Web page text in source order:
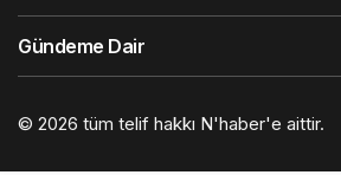
Gündeme Dair
© 2026 tüm telif hakkı N'haber'e aittir.